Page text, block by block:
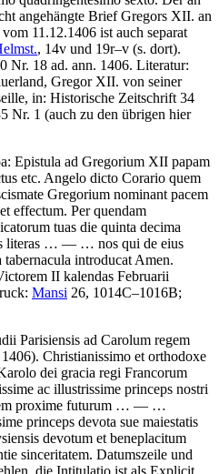
angehängte Brief Gregors XII. an
11.12.1406 ist auch separat
, 14v und 19r–v (s. dort).
Nr. 18 ad. ann. 1406. Literatur:
, Gregor XII. von seiner
in: Historische Zeitschrift 34
Nr. 1 (auch zu den übrigen hier
: Epistula ad Gregorium XII papam
etc. Angelo dicto Corario quem
Gregorium nominant pacem
effectum. Per quendam
tuas die quinta decima
literas … — … nos qui de eius
introducat Amen.
II kalendas Februarii
Mansi 26, 1014C–1016B;
Parisiensis ad Carolum regem
. Christianissimo et orthodoxe
dei gracia regi Francorum
ac illustrissime princeps nostri
proxime futurum … — …
princeps devota sue maiestatis
devotum et beneplacitum
sinceritatem. Datumszeile und
die Intitulatio ist als Explicit